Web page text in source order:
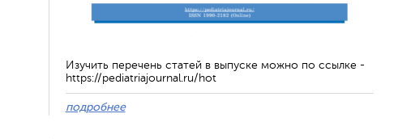
Изучить перечень статей в выпуске можно по ссылке -
https://pediatriajournal.ru/hot
подробнее